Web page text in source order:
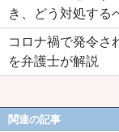
き、どう対処する
コロナ禍で発令
を弁護士が解説
関連の記事